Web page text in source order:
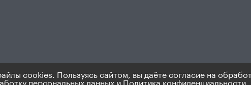
166010471459). Не является публичной офертой.Политика по
cookies. Пользуясь сайтом, вы даёте согласие на
персональных данных и Политика конфиденциальности.